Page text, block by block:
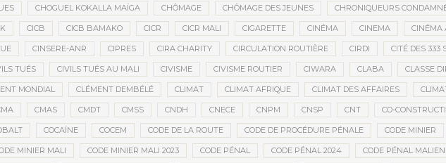
CHOGUEL KOKALLA MAÏGA CHÔMAGE CHÔMAGE DES JEUNES CHRONIQUEURS
CICB CICB BAMAKO CICR CICR MALI CIGARETTE CINÉMA CINEMA CINÉMA
CINSERE-ANR CIPRES CIRA CHARITY CIRCULATION ROUTIÈRE CIRDI CITÉ DES 333
TUÉS CIVILS TUÉS AU MALI CIVISME CIVISME ROUTIER CIWARA CLABA CLASSE
MONDIAL CLÉMENT DEMBÉLÉ CLIMAT CLIMAT AFRIQUE CLIMAT DES AFFAIRES
CMAS CMDT CMSS CNDH CNECE CNPM CNSP CNT CO-
COCAÏNE COCEM CODE DE LA ROUTE CODE DE PROCÉDURE PÉNALE CODE MINIER
MINIER MALI CODE MINIER MALI 2023 CODE PÉNAL CODE PÉNAL 2024 CODE PÉNAL MALIEN